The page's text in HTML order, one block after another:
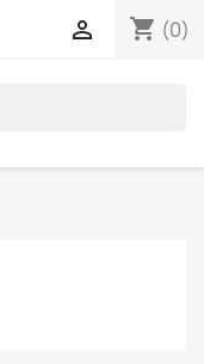
shopping_cart (0)
